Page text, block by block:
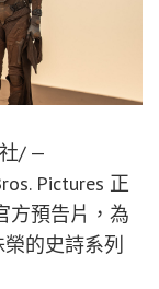
/ —
Pictures 正
方預告片，為
的史詩系列